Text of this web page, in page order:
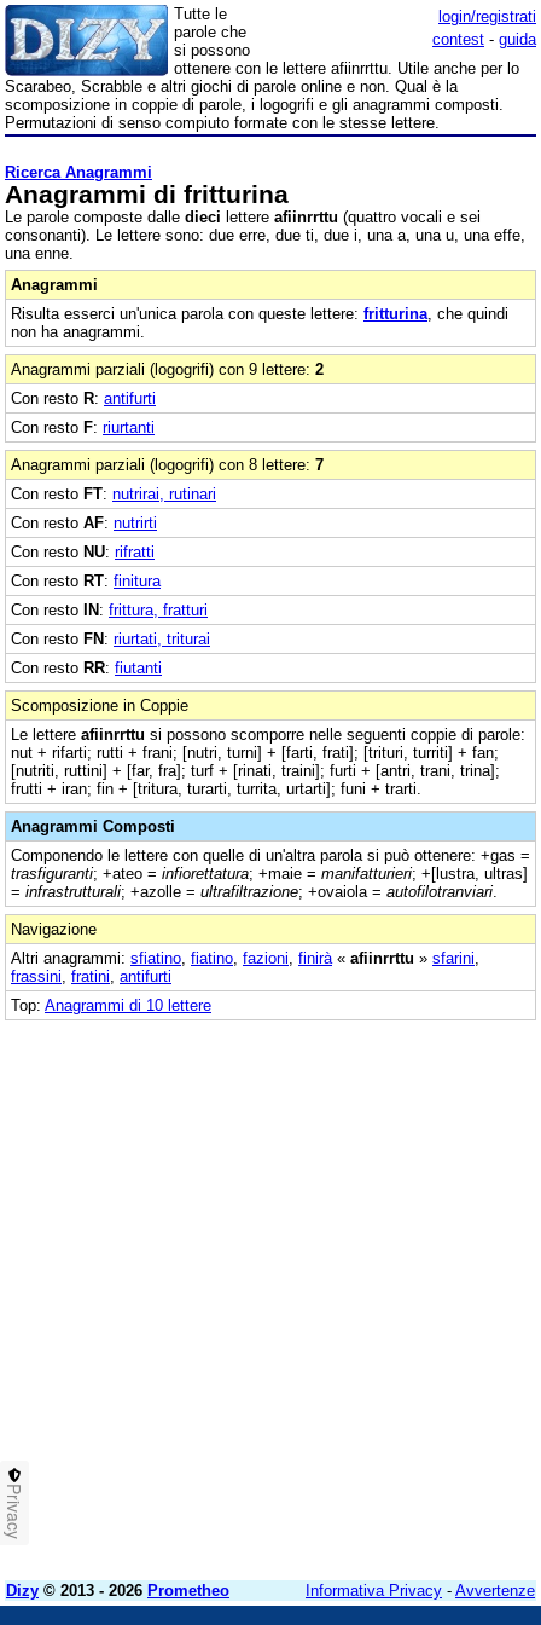
login/registrati
contest - guida
Tutte le
parole che
si possono
ottenere con le lettere afiinrrttu. Utile anche per lo
Scarabeo, Scrabble e altri giochi di parole online e non. Qual è la
scomposizione in coppie di parole, i logogrifi e gli anagrammi composti.
Permutazioni di senso compiuto formate con le stesse lettere.
Ricerca Anagrammi
Anagrammi di fritturina
Le parole composte dalle dieci lettere afiinrrttu (quattro vocali e sei
consonanti). Le lettere sono: due erre, due ti, due i, una a, una u, una effe,
una enne.
Anagrammi
Risulta esserci un'unica parola con queste lettere: fritturina , che quindi
non ha anagrammi.
Anagrammi parziali (logogrifi) con 9 lettere: 2
Con resto R: antifurti
Con resto F: riurtanti
Anagrammi parziali (logogrifi) con 8 lettere: 7
Con resto FT: nutrirai, rutinari
Con resto AF: nutrirti
Con resto NU: rifratti
Con resto RT: finitura
Con resto IN: frittura, fratturi
Con resto FN: riurtati, triturai
Con resto RR: fiutanti
Scomposizione in Coppie
Le lettere afiinrrttu si possono scomporre nelle seguenti coppie di parole:
nut + rifarti; rutti + frani; [nutri, turni] + [farti, frati]; [trituri, turriti] + fan;
[nutriti, ruttini] + [far, fra]; turf + [rinati, traini]; furti + [antri, trani, trina];
frutti + iran; fin + [tritura, turarti, turrita, urtarti]; funi + trarti.
Anagrammi Composti
Componendo le lettere con quelle di un'altra parola si può ottenere: +gas =
trasfiguranti; +ateo = infiorettatura; +maie = manifatturieri; +[lustra, ultras]
= infrastrutturali; +azolle = ultrafiltrazione; +ovaiola = autofilotranviari
Navigazione
Altri anagrammi: sfiatino fiatino fazioni finirà « afiinrrttu » sfarini
frassini fratini antifurti
Top: Anagrammi di 10 lettere
Dizy © 2013 - 2026 Prometheo Informativa Privacy - Avvertenze
Privacy